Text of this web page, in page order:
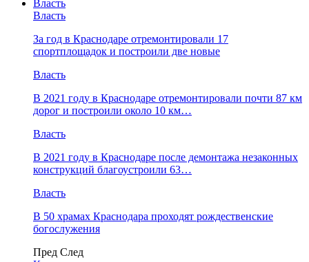
Власть
Власть
За год в Краснодаре отремонтировали 17
спортплощадок и построили две новые
Власть
В 2021 году в Краснодаре отремонтировали почти 87 км
дорог и построили около 10 км…
Власть
В 2021 году в Краснодаре после демонтажа незаконных
конструкций благоустроили 63…
Власть
В 50 храмах Краснодара проходят рождественские
богослужения
Пред След